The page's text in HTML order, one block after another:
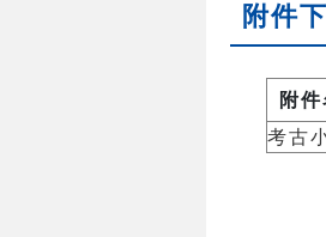
附件
附
考古